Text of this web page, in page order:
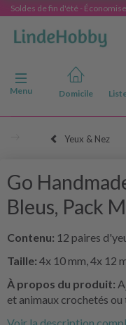
Soldes de fin d'été -
Basculer la navigation
Menu
Domicile
Yeux & Nez
Go
Bleus, Pack
Contenu: 12 paires
Taille: 4x 10 mm, 4x 12
À propos du produit:
et animaux crochetés